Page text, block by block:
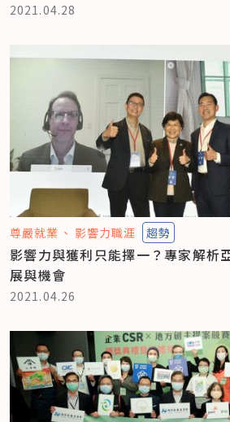
2021.04.28
尊嚴就業 影響力職涯 趨勢
影響力與獲利只能擇一？專家解析
展與機會
2021.04.26